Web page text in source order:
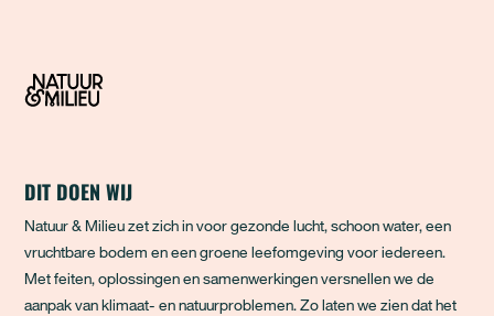
DIT DOEN WIJ
Natuur & Milieu zet zich in voor gezonde lucht, schoon water, een
vruchtbare bodem en een groene leefomgeving voor iedereen.
Met feiten, oplossingen en samenwerkingen versnellen we de
aanpak van klimaat- en natuurproblemen. Zo laten we zien dat het